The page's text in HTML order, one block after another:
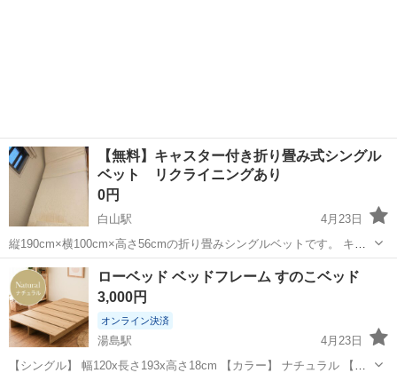
【無料】キャスター付き折り畳み式シングル
ベット リクライニングあり
0円
白山駅
4月23日
縦190cm×横100cm×高さ56cmの折り畳みシングルベットです。 キャ
スター付きパイプベットで、移動が楽です。 リクライニングがついて
います。
東京 文京区
ローベッド ベッドフレーム すのこベッド
3,000円
オンライン決済
湯島駅
4月23日
【シングル】 幅120x長さ193x高さ18cm 【カラー】 ナチュラル 【購